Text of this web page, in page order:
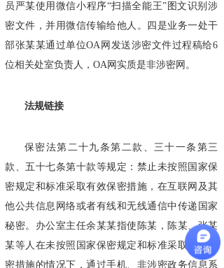
员严某使用微信小程序“扫描全能王”图文识别涉
密文件，并用微信传输给他人。四是业务一处干
部张某某通过单位OA网发送涉密文件过程稿给6
位相关处室负责人，OA网实质是非涉密网。
法规链接
保密法第二十九条第二款、三十一条第三
款、五十七条第十款等规定：禁止未按照国家保
密规定和标准采取有效保密措施，在互联网及其
他公共信息网络或者有线和无线通信中传递国家
秘密。办公室主任余某某指使陈某，陈某、张某
某等人在未按照国家保密规定和标准采取有效保
密措施的情况下，通过手机、非涉密政务信息系